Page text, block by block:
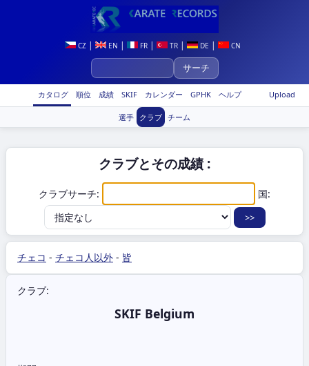
CZ| EN | FR| TR| DE | CN
Upload
カタログ 順位 成績 SKIF カレンダー GPHK ヘルプ
選手 クラブ チーム
クラブとその成績 :
クラブサーチ: 国:
チェコ - チェコ人以外 - 皆
クラブ:
SKIF Belgium